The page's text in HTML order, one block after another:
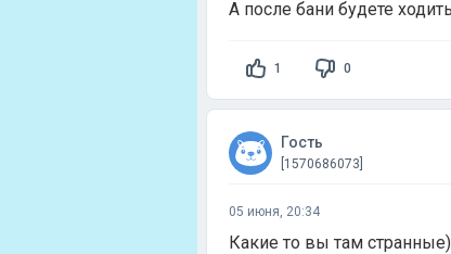
А после бани будете
1 0
Гость
[1570686073]
05 июня, 20:34
Какие то вы там